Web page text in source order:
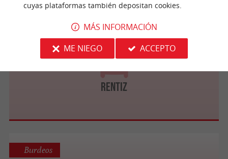
Rentiz
Mérignac
Burdeos
cuyas plataformas también depositan cookies.
MÁS INFORMACIÓN
ME NIEGO
ACCEPTO